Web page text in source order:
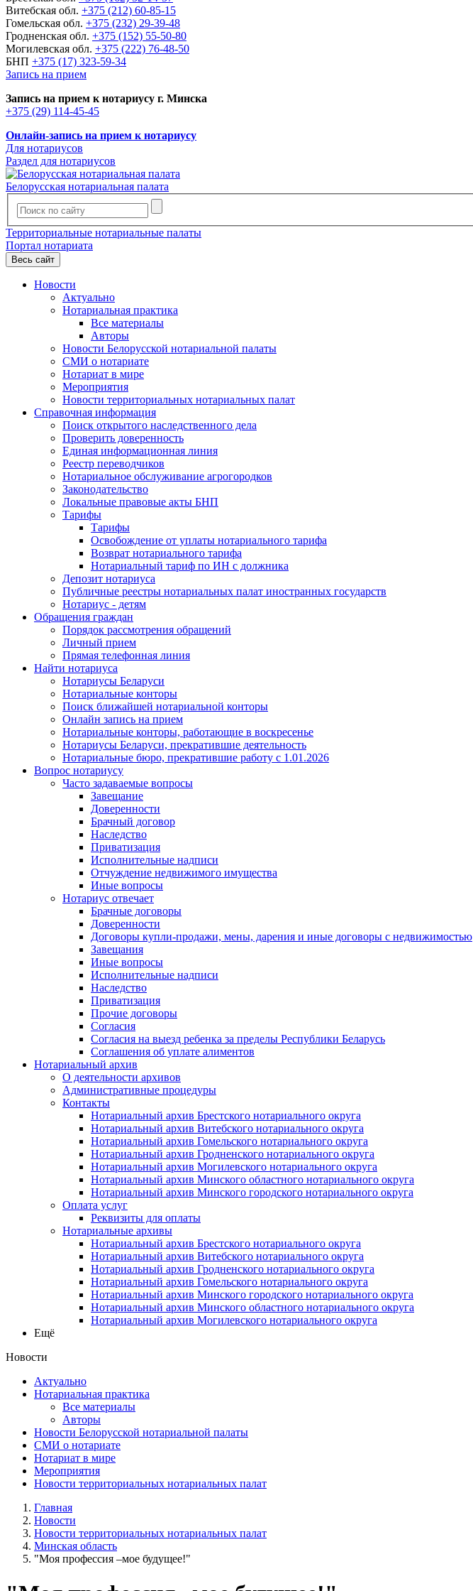
Витебская обл. +375 (212) 60-85-15
Гомельская обл. +375 (232) 29-39-48
Гродненская обл. +375 (152) 55-50-80
Могилевская обл. +375 (222) 76-48-50
БНП +375 (17) 323-59-34
Запись на прием
Запись на прием к нотариусу г. Минска
+375 (29) 114-45-45
Онлайн-запись на прием к нотариусу
Для нотариусов
Раздел для нотариусов
Белорусская нотариальная палата
Территориальные нотариальные палаты
Портал нотариата
Весь сайт
Новости
Актуально
Нотариальная практика
Все материалы
Авторы
Новости Белорусской нотариальной палаты
СМИ о нотариате
Нотариат в мире
Мероприятия
Новости территориальных нотариальных палат
Справочная информация
Поиск открытого наследственного дела
Проверить доверенность
Единая информационная линия
Реестр переводчиков
Нотариальное обслуживание агрогородков
Законодательство
Локальные правовые акты БНП
Тарифы
Тарифы
Освобождение от уплаты нотариального тарифа
Возврат нотариального тарифа
Нотариальный тариф по ИН с должника
Депозит нотариуса
Публичные реестры нотариальных палат иностранных государств
Нотариус - детям
Обращения граждан
Порядок рассмотрения обращений
Личный прием
Прямая телефонная линия
Найти нотариуса
Нотариусы Беларуси
Нотариальные конторы
Поиск ближайшей нотариальной конторы
Онлайн запись на прием
Нотариальные конторы, работающие в воскресенье
Нотариусы Беларуси, прекратившие деятельность
Нотариальные бюро, прекратившие работу с 1.01.2026
Вопрос нотариусу
Часто задаваемые вопросы
Завещание
Доверенности
Брачный договор
Наследство
Приватизация
Исполнительные надписи
Отчуждение недвижимого имущества
Иные вопросы
Нотариус отвечает
Брачные договоры
Доверенности
Договоры купли-продажи, мены, дарения и иные договоры с недвижимостью
Завещания
Иные вопросы
Исполнительные надписи
Наследство
Приватизация
Прочие договоры
Согласия
Согласия на выезд ребенка за пределы Республики Беларусь
Соглашения об уплате алиментов
Нотариальный архив
О деятельности архивов
Административные процедуры
Контакты
Нотариальный архив Брестского нотариального округа
Нотариальный архив Витебского нотариального округа
Нотариальный архив Гомельского нотариального округа
Нотариальный архив Гродненского нотариального округа
Нотариальный архив Могилевского нотариального округа
Нотариальный архив Минского областного нотариального округа
Нотариальный архив Минского городского нотариального округа
Оплата услуг
Реквизиты для оплаты
Нотариальные архивы
Нотариальный архив Брестского нотариального округа
Нотариальный архив Витебского нотариального округа
Нотариальный архив Гродненского нотариального округа
Нотариальный архив Гомельского нотариального округа
Нотариальный архив Минского городского нотариального округа
Нотариальный архив Минского областного нотариального округа
Нотариальный архив Могилевского нотариального округа
Ещё
Новости
Актуально
Нотариальная практика
Все материалы
Авторы
Новости Белорусской нотариальной палаты
СМИ о нотариате
Нотариат в мире
Мероприятия
Новости территориальных нотариальных палат
Главная
Новости
Новости территориальных нотариальных палат
Минская область
"Моя профессия –мое будущее!"